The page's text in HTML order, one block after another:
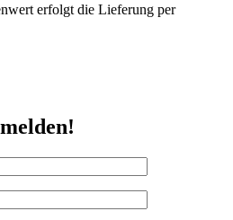
erfolgt die Lieferung per